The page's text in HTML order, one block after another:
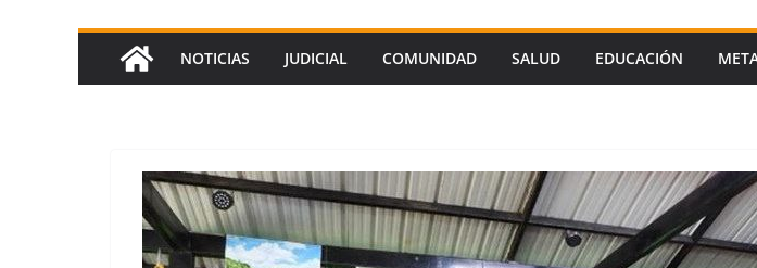
NOTICIAS JUDICIAL COMUNIDAD SALUD EDUCACIÓN